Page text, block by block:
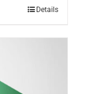
Details